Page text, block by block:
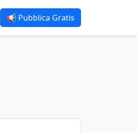
📢 Pubblica Gratis